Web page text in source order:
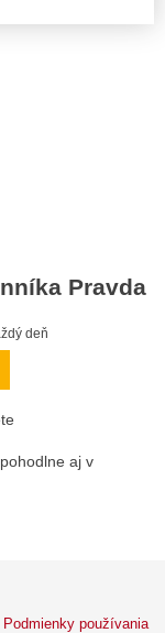
Pravda
deň
aj v
Podmienky používania